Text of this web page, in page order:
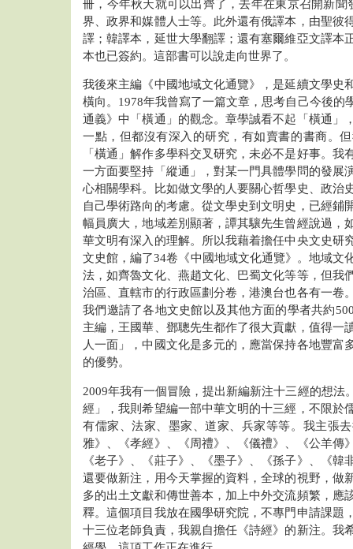
冊，今年秋天就可以出齊了，去年在東京召開新聞
界、政界和媒體人士等。此外還有俄譯本，由聖彼
譯；韓譯本，延世大學翻譯；還有塞爾維亞文譯本
本也已簽約。這部書可以說走向世界了。
我後來主編《中國地域文化通覽》，是延續文學史
橫向。1978年我曾寫了一篇文章，思考自己今後的
通義》中「橫通」的觀念。章學誠看不起「橫通」
一點，但都沒有深入的研究，有如賣書的書商。
「橫通」解作多學科交叉研究，未必不是好事。我
一方面要堅持「縱通」，對某一門具體學問的發展
心相關學科。比如做文學的人要關心哲學史、政治
自己學術路向的考慮。從文學史到文明史，已經鋪
幅員廣大，地域差別顯著，譚其驤先生曾經說過，
華文明有深入的理解。所以我藉着擔任中央文史研
文史館，編了34卷《中國地域文化通覽》。地域文
法，如齊魯文化、燕趙文化、巴蜀文化等等，但我
治區、直轄市的行政區劃分卷，港澳台也各有一卷
我們邀請了各地文史館以及其他方面的學者共約
主編，王國華、鄧聰先生都作了很大貢獻，值得一
人一面」，中國文化是多元的，應當保持各地豐富
的優勢。
2009年我有一個冒險，提出新編新注十三經的想法
經」，我則希望編一部中華文明的十三經，不限於
有儒家、法家、墨家、道家、兵家等等。我主張
雅》、《孝經》、《周禮》、《儀禮》、《公羊傳
《老子》、《莊子》、《墨子》、《孫子》、《韓
還要做新注，用今天掌握的資料，全球的視野，做
多的出土文獻和傳世善本，加上中外交流頻繁，應
釋。這個項目我放在國學研究院，不專門申請課題
十三位老師負責，我親自擔任《詩經》的新注。我